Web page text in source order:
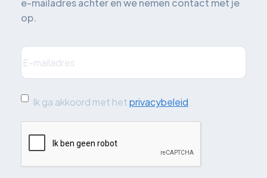
Oplossingen
Branches
Projecten
Quickscan: grijskenteken
Blog
Contact
3241 ME Middelharnis
e-mailadres achter en we nemen contact met je
op.
E-
mailadres(Vereist)
Ik
ga
akkoord
met
Ik ga akkoord met hetprivacybeleid